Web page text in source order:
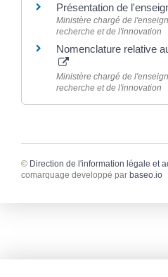
Présentation de
Ministère chargé de
recherche et de l'innovation
Nomenclature relative
Ministère chargé de
recherche et de l'innovation
© Direction de l'information légale et
comarquage developpé par baseo.io